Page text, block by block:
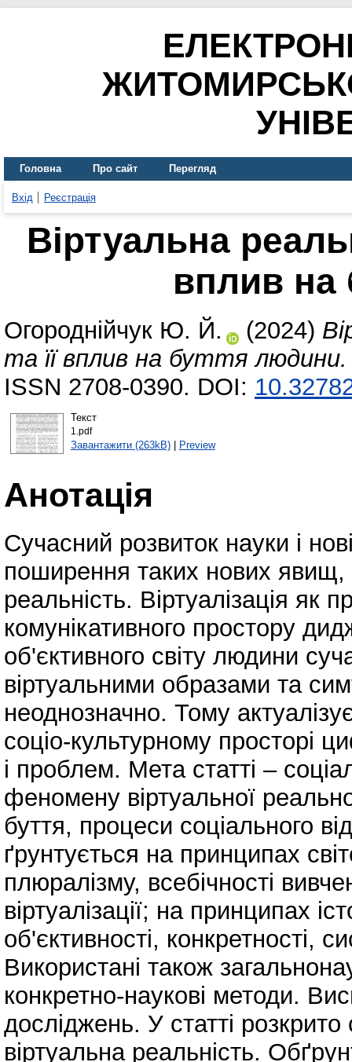
Головна Про сайт Перегляд
Вхід Реєстрація
Віртуальна
вплив на
Огороднійчук Ю. Й. (2024)
та її вплив на буття людини.
ISSN 2708-0390. DOI:
Текст
1.pdf
Завантажити (263kB)| Preview
Анотація
Сучасний розвиток науки і
поширення таких нових явищ,
реальність. Віртуалізація як
комунікативного простору
об'єктивного світу людини
віртуальними образами та
неоднозначно. Тому
соціо-культурному просторі
і проблем. Мета статті –
феномену віртуальної
буття, процеси соціального
ґрунтується на принципах
плюралізму, всебічності
віртуалізації; на принципах
об'єктивності, конкретності,
Використані також
конкретно-наукові методи.
досліджень. У статті розкрито
віртуальна реальність.